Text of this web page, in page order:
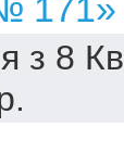
171»
з 8